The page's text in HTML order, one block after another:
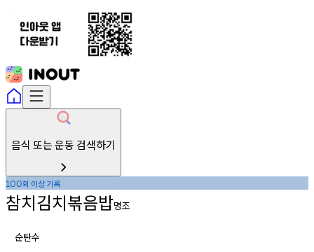
음식 또는 운동 검색하기
100회 이상기록
참치김치볶음밥명조
순탄수